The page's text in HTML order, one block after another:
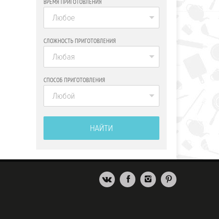
ВРЕМЯ ПРИГОТОВЛЕНИЯ
Любое
СЛОЖНОСТЬ ПРИГОТОВЛЕНИЯ
Любая
СПОСОБ ПРИГОТОВЛЕНИЯ
Любой
НАЙТИ